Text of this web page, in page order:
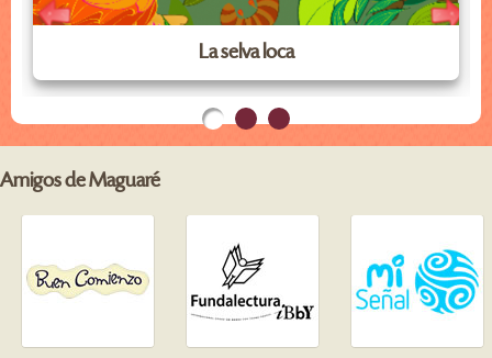
La selva loca
Amigos de Maguaré